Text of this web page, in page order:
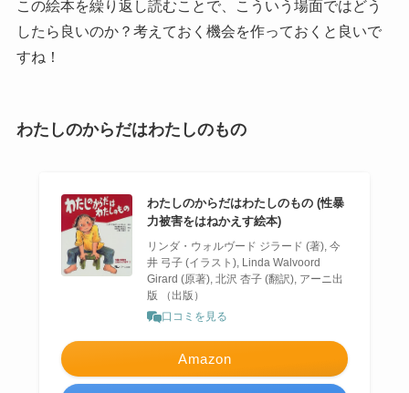
この絵本を繰り返し読むことで、こういう場面ではどう
したら良いのか？考えておく機会を作っておくと良いで
すね！
わたしのからだはわたしのもの
わたしのからだはわたしのもの (性暴
力被害をはねかえす絵本)
リンダ・ウォルヴード ジラード (著), 今
井 弓子 (イラスト), Linda Walvoord
Girard (原著), 北沢 杏子 (翻訳), アーニ出
版 （出版）
口コミを見る
Amazon